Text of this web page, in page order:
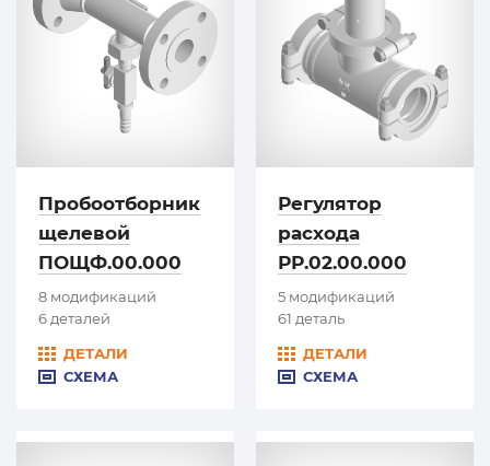
Пробоотборник
щелевой
ПОЩФ.00.000
8 модификаций
6 деталей
ДЕТАЛИ
СХЕМА
Регулятор
расхода
РР.02.00.000
5 модификаций
61 деталь
ДЕТАЛИ
СХЕМА